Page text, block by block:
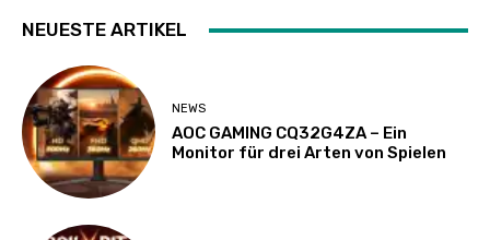
NEUESTE ARTIKEL
NEWS
AOC GAMING CQ32G4ZA – Ein
Monitor für drei Arten von Spielen